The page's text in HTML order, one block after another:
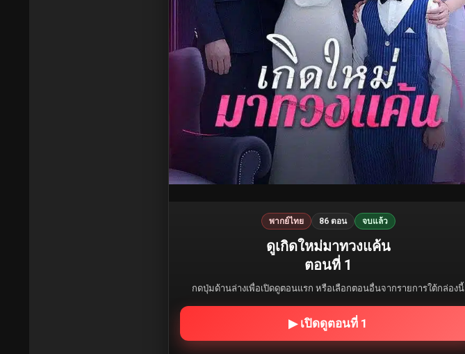
พากย์ไทย 86 ตอน จบแล้ว
ดูเกิดใหม่มาทวงแค้น
ตอนที่ 1
กดปุ่มด้านล่างเพื่อเปิดดูตอนแรก หรือเลือกตอนอื่นจากรายการใต้กล่องนี้
▶ เปิดดูตอนที่ 1